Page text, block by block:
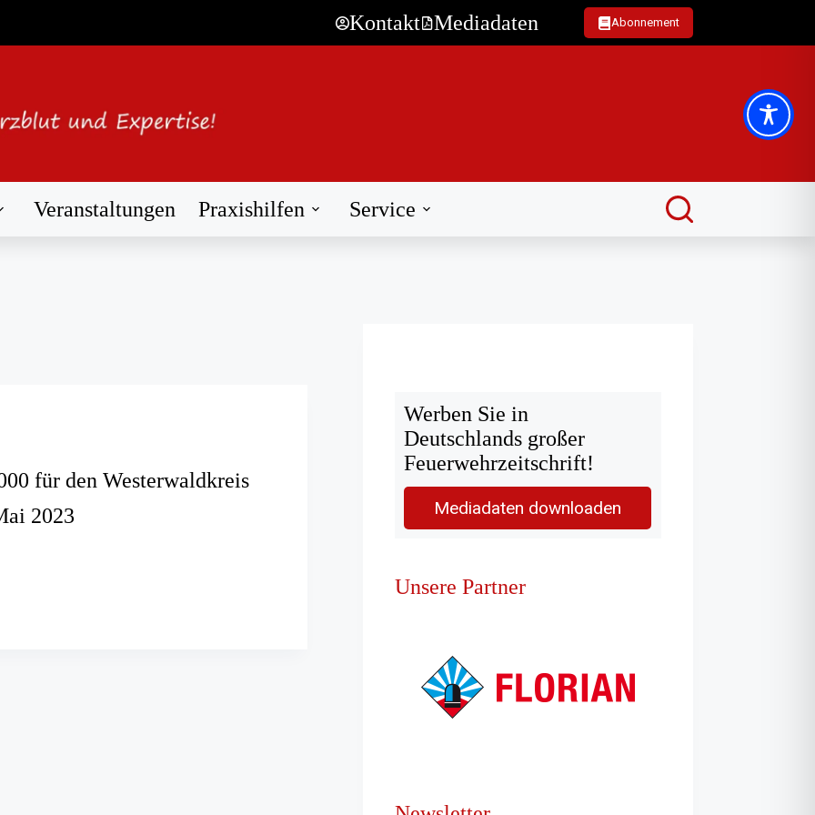
Kontakt Mediadaten Abonnement
Veranstaltungen Praxishilfen Service
für den Westerwaldkreis
2023
Werben Sie in
Deutschlands großer
Feuerwehrzeitschrift!
Mediadaten downloaden
Unsere Partner